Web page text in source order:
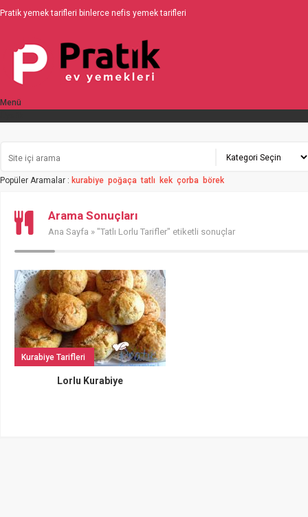
Pratik yemek tarifleri binlerce nefis yemek tarifleri
Menü
Popüler Aramalar : kurabiye poğaça tatlı kek çorba börek
Arama Sonuçları
Ana Sayfa » "Tatlı Lorlu Tarifler" etiketli sonuçlar
Kurabiye Tarifleri
Lorlu Kurabiye